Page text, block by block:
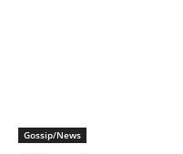
Gossip/News